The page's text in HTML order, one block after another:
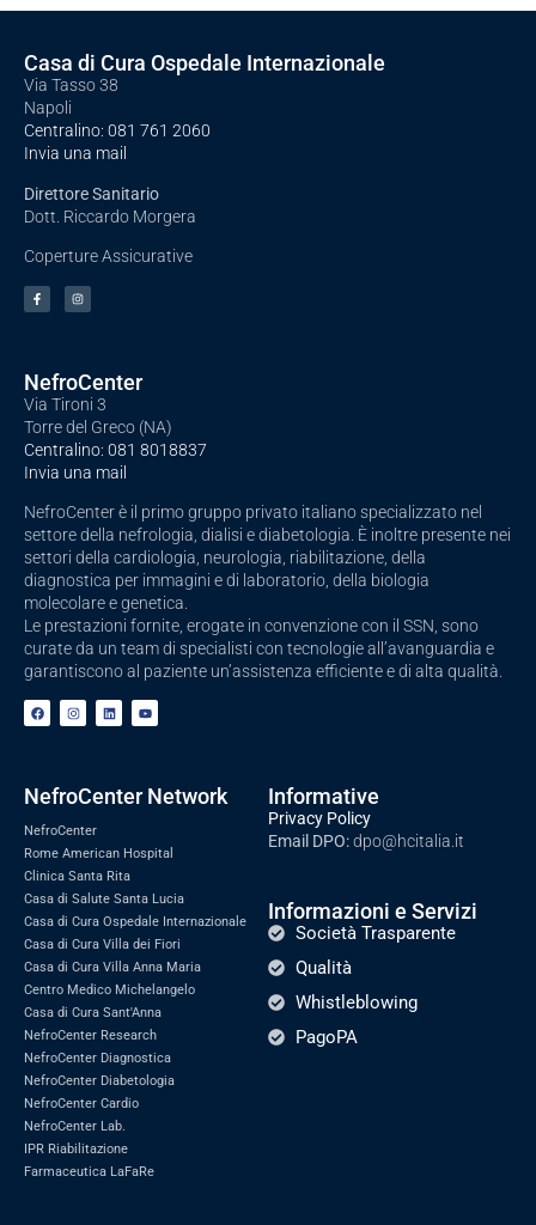
Casa di Cura Ospedale Internazionale
Via Tasso 38
Napoli
Centralino: 081 761 2060
Invia una mail
Direttore Sanitario
Dott. Riccardo Morgera
Coperture Assicurative
NefroCenter
Via Tironi 3
Torre del Greco (NA)
Centralino: 081 8018837
Invia una mail
NefroCenter è il primo gruppo privato italiano specializzato nel
settore della nefrologia, dialisi e diabetologia. È inoltre presente nei
settori della cardiologia, neurologia, riabilitazione, della
diagnostica per immagini e di laboratorio, della biologia
molecolare e genetica.
Le prestazioni fornite, erogate in convenzione con il SSN, sono
curate da un team di specialisti con tecnologie all’avanguardia e
garantiscono al paziente un’assistenza efficiente e di alta qualità.
NefroCenter Network
NefroCenter
Rome American Hospital
Clinica Santa Rita
Casa di Salute Santa Lucia
Casa di Cura Ospedale Internazionale
Casa di Cura Villa dei Fiori
Casa di Cura Villa Anna Maria
Centro Medico Michelangelo
Casa di Cura Sant'Anna
NefroCenter Research
NefroCenter Diagnostica
NefroCenter Diabetologia
NefroCenter Cardio
NefroCenter Lab.
IPR Riabilitazione
Farmaceutica LaFaRe
Informative
Privacy Policy
Email DPO:dpo@hcitalia.it
Informazioni e Servizi
Società Trasparente
Qualità
Whistleblowing
PagoPA